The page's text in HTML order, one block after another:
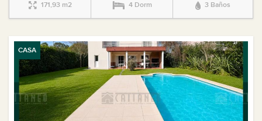
171,93 m2 4 Dorm 3 Baños
CASA